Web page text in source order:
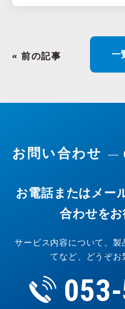
« 前の記事 一
お問い合わせ
お電話またはメー
合わせを
サービス内容について、
てなど、どうぞお